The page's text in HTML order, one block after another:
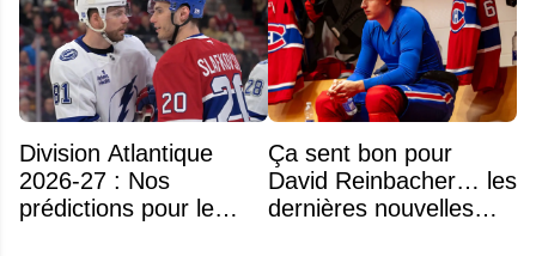
Division Atlantique
2026-27 : Nos
prédictions pour le
Ça sent bon pour
David Reinbacher… les
dernières nouvelles